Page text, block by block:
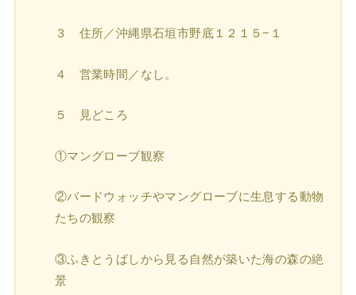
３ 住所／沖縄県石垣市野底１２１５−１
４ 営業時間／なし。
５ 見どころ
①マングローブ観察
②バードウォッチやマングローブに生息する動物
たちの観察
③ふきとうばしから見る自然が築いた海の森の絶
景